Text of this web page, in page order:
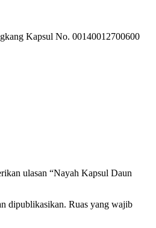
Kapsul No. 00140012700600
ulasan “Nayah Kapsul Daun
dipublikasikan. Ruas yang wajib